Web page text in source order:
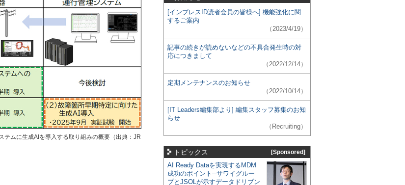
テムに生成AIを導入する取り組みの概要（出典：JR
[インプレスID読者会員の皆様へ] 機能強化に関
するご案内
（2023/4/19）
記事の続きが読めないなどの不具合発生時の対
応につきまして
（2022/12/14）
定期メンテナンスのお知らせ
（2022/10/14）
[IT Leaders編集部より] 編集スタッフ募集のお知
らせ
（Recruiting）
トピックス [Sponsored]
AI Ready Dataを実現するMDM
成功のポイント─サワイグルー
プとJSOLが示すデータドリブン